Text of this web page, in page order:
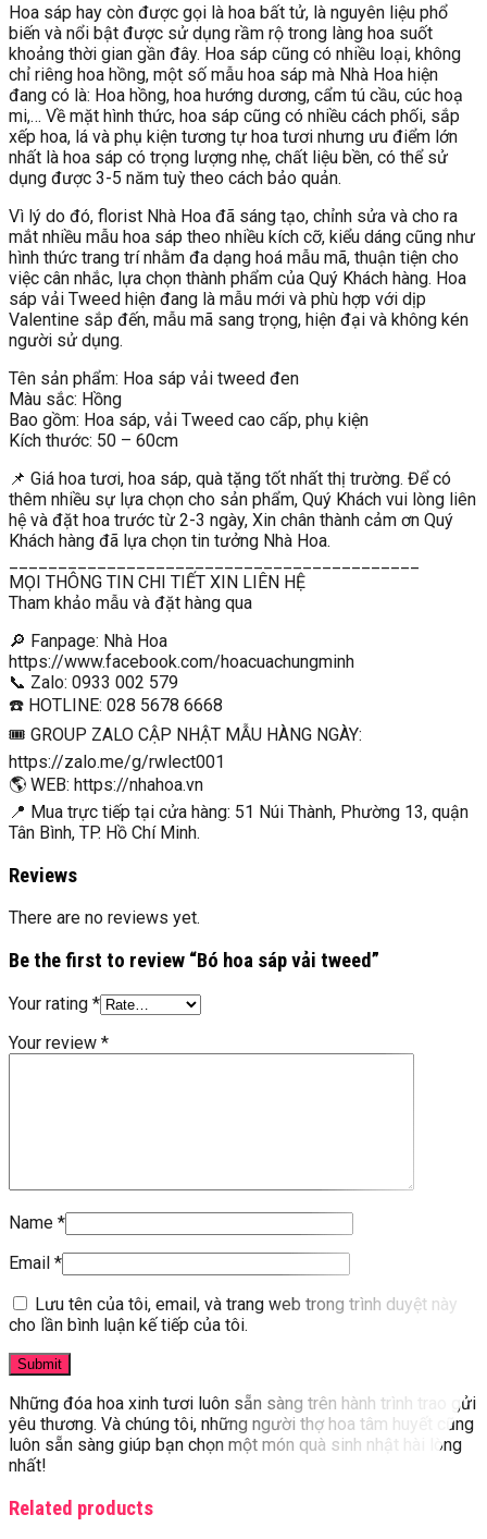
Hoa sáp hay còn được gọi là hoa bất tử, là nguyên liệu phổ
biến và nổi bật được sử dụng rầm rộ trong làng hoa suốt
khoảng thời gian gần đây. Hoa sáp cũng có nhiều loại, không
chỉ riêng hoa hồng, một số mẫu hoa sáp mà Nhà Hoa hiện
đang có là: Hoa hồng, hoa hướng dương, cẩm tú cầu, cúc hoạ
mi,… Về mặt hình thức, hoa sáp cũng có nhiều cách phối, sắp
xếp hoa, lá và phụ kiện tương tự hoa tươi nhưng ưu điểm lớn
nhất là hoa sáp có trọng lượng nhẹ, chất liệu bền, có thể sử
dụng được 3-5 năm tuỳ theo cách bảo quản.
Vì lý do đó, florist Nhà Hoa đã sáng tạo, chỉnh sửa và cho ra
mắt nhiều mẫu hoa sáp theo nhiều kích cỡ, kiểu dáng cũng như
hình thức trang trí nhằm đa dạng hoá mẫu mã, thuận tiện cho
việc cân nhắc, lựa chọn thành phẩm của Quý Khách hàng. Hoa
sáp vải Tweed hiện đang là mẫu mới và phù hợp với dịp
Valentine sắp đến, mẫu mã sang trọng, hiện đại và không kén
người sử dụng.
Tên sản phẩm: Hoa sáp vải tweed đen
Màu sắc: Hồng
Bao gồm: Hoa sáp, vải Tweed cao cấp, phụ kiện
Kích thước: 50 – 60cm
📌 Giá hoa tươi, hoa sáp, quà tặng tốt nhất thị trường. Để có
thêm nhiều sự lựa chọn cho sản phẩm, Quý Khách vui lòng liên
hệ và đặt hoa trước từ 2-3 ngày, Xin chân thành cảm ơn Quý
Khách hàng đã lựa chọn tin tưởng Nhà Hoa.
MỌI THÔNG TIN CHI TIẾT XIN LIÊN HỆ
Tham khảo mẫu và đặt hàng qua
🔎 Fanpage: Nhà Hoa
https://www.facebook.com/hoacuachungminh
📞 Zalo: 0933 002 579
☎️ HOTLINE: 028 5678 6668
🎟 GROUP ZALO CẬP NHẬT MẪU HÀNG NGÀY:
https://zalo.me/g/rwlect001
🌎 WEB: https://nhahoa.vn
📍 Mua trực tiếp tại cửa hàng: 51 Núi Thành, Phường 13, quận
Tân Bình, TP. Hồ Chí Minh.
Reviews
There are no reviews yet.
Be the first to review “Bó hoa sáp vải tweed”
Your rating *
Your review *
Name *
Email *
Lưu tên của tôi, email, và trang web trong trình duyệt này
cho lần bình luận kế tiếp của tôi.
Những đóa hoa xinh tươi luôn sẵn sàng trên hành trình trao gửi
yêu thương. Và chúng tôi, những người thợ hoa tâm huyết cũng
luôn sẵn sàng giúp bạn chọn một món quà sinh nhật hài lòng
nhất!
Related products